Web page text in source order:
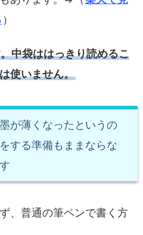
）
中袋ははっきり読めるこ
使いません。
が薄くなったというの
する準備もままならな
、普通の筆ペンで書く方